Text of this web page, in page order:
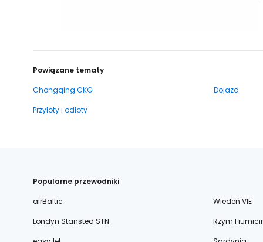
Powiązane tematy
Chongqing CKG
Dojazd
Przyloty i odloty
Popularne przewodniki
airBaltic
Wiedeń VIE
Londyn Stansted STN
Rzym